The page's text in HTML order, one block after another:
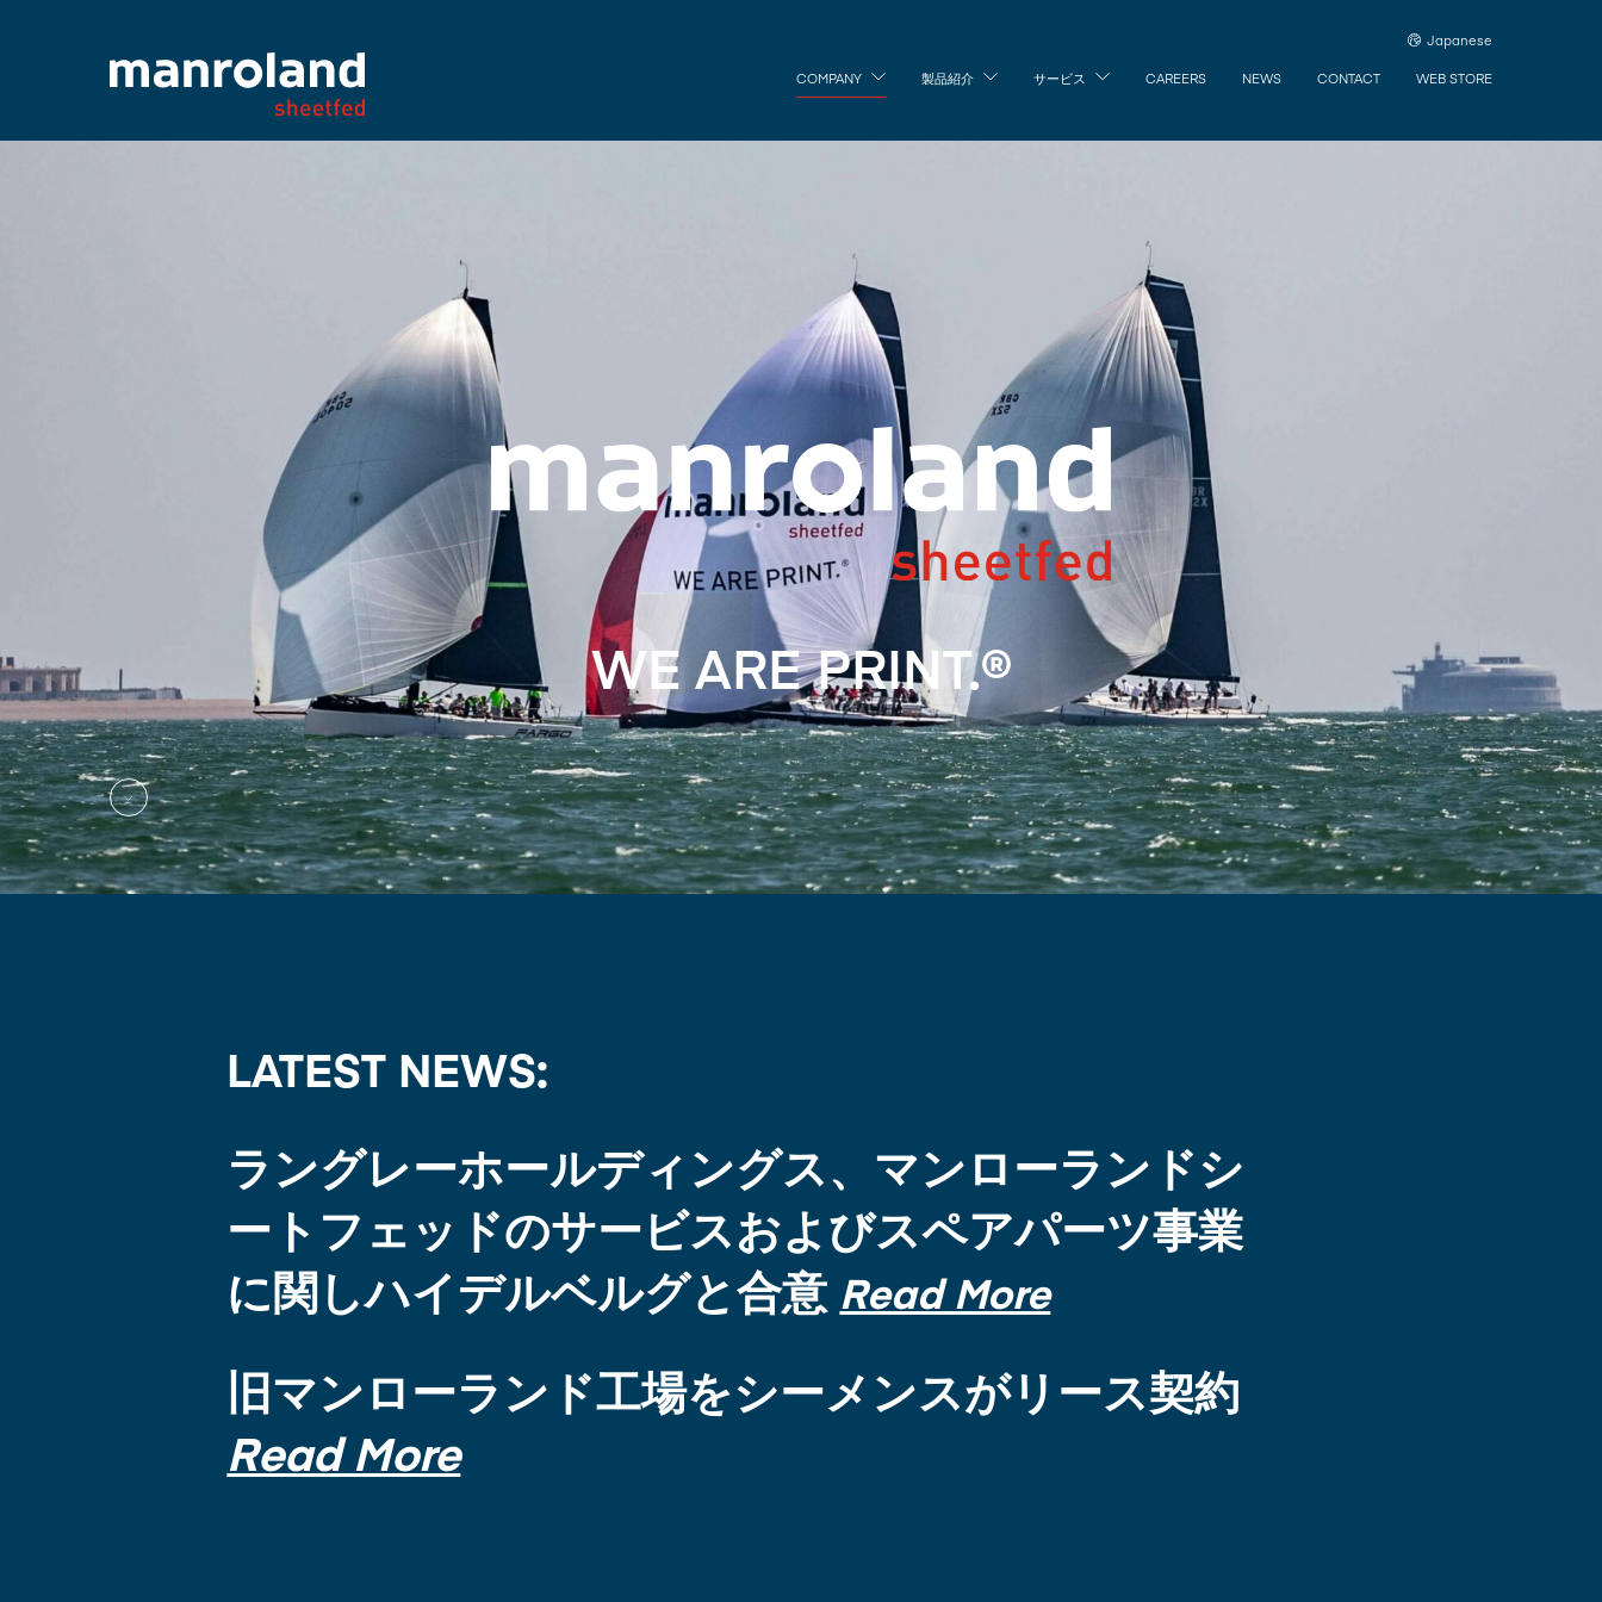
Japanese
COMPANY 製品紹介 サービス CAREERS NEWS CONTACT WEB STORE
WE ARE PRINT.®
LATEST NEWS:
ラングレーホールディングス、マンローランドシ
ートフェッドのサービスおよびスペアパーツ事業
に関しハイデルベルグと合意 Read More
旧マンローランド工場をシーメンスがリース契約
Read More